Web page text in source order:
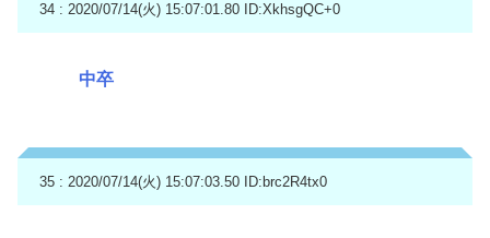
34 : 2020/07/14(火) 15:07:01.80 ID:XkhsgQC+0
中卒
35 : 2020/07/14(火) 15:07:03.50 ID:brc2R4tx0